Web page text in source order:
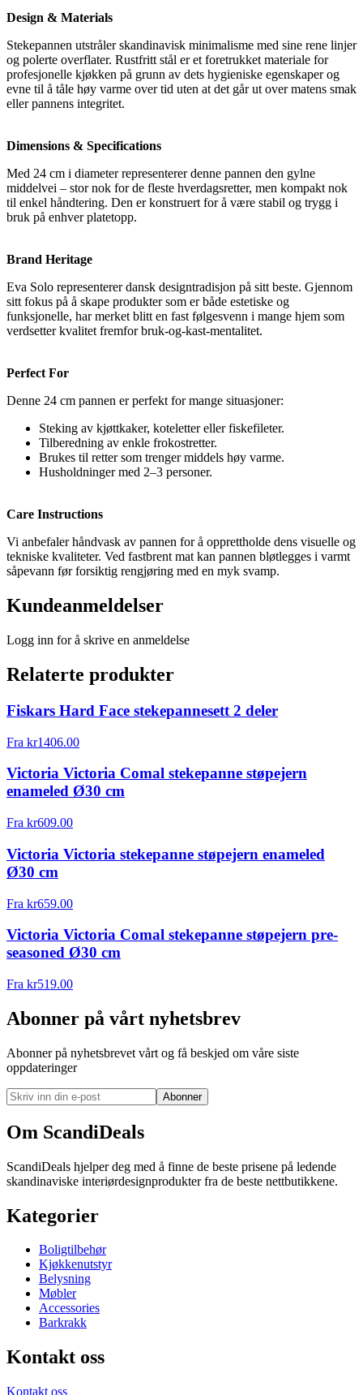
Design & Materials
Stekepannen utstråler skandinavisk minimalisme med sine rene linjer
og polerte overflater. Rustfritt stål er et foretrukket materiale for
profesjonelle kjøkken på grunn av dets hygieniske egenskaper og
evne til å tåle høy varme over tid uten at det går ut over matens smak
eller pannens integritet.
Dimensions & Specifications
Med 24 cm i diameter representerer denne pannen den gylne
middelvei – stor nok for de fleste hverdagsretter, men kompakt nok
til enkel håndtering. Den er konstruert for å være stabil og trygg i
bruk på enhver platetopp.
Brand Heritage
Eva Solo representerer dansk designtradisjon på sitt beste. Gjennom
sitt fokus på å skape produkter som er både estetiske og
funksjonelle, har merket blitt en fast følgesvenn i mange hjem som
verdsetter kvalitet fremfor bruk-og-kast-mentalitet.
Perfect For
Denne 24 cm pannen er perfekt for mange situasjoner:
Steking av kjøttkaker, koteletter eller fiskefileter.
Tilberedning av enkle frokostretter.
Brukes til retter som trenger middels høy varme.
Husholdninger med 2–3 personer.
Care Instructions
Vi anbefaler håndvask av pannen for å opprettholde dens visuelle og
tekniske kvaliteter. Ved fastbrent mat kan pannen bløtlegges i varmt
såpevann før forsiktig rengjøring med en myk svamp.
Kundeanmeldelser
Logg inn for å skrive en anmeldelse
Relaterte produkter
Fiskars Hard Face stekepannesett 2 deler
Fra kr1406.00
Victoria Victoria Comal stekepanne støpejern
enameled Ø30 cm
Fra kr609.00
Victoria Victoria stekepanne støpejern enameled
Ø30 cm
Fra kr659.00
Victoria Victoria Comal stekepanne støpejern pre-
seasoned Ø30 cm
Fra kr519.00
Abonner på vårt nyhetsbrev
Abonner på nyhetsbrevet vårt og få beskjed om våre siste
oppdateringer
Abonner
Om ScandiDeals
ScandiDeals hjelper deg med å finne de beste prisene på ledende
skandinaviske interiørdesignprodukter fra de beste nettbutikkene.
Kategorier
Boligtilbehør
Kjøkkenutstyr
Belysning
Møbler
Accessories
Barkrakk
Kontakt oss
Kontakt oss